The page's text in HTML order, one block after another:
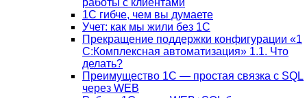
работы с клиентами
1С гибче, чем вы думаете
Учет: как мы жили без 1С
Прекращение поддержки конфигурации «1
С:Комплексная автоматизация» 1.1. Что
делать?
Преимущество 1С — простая связка с SQL
через WEB